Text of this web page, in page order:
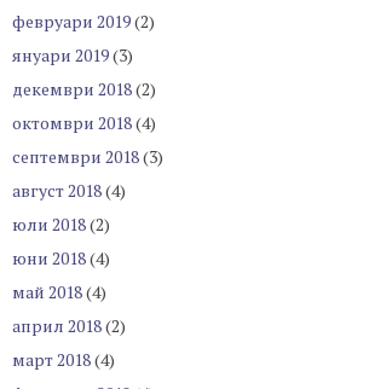
февруари 2019(2)
януари 2019(3)
декември 2018(2)
октомври 2018(4)
септември 2018(3)
август 2018(4)
юли 2018(2)
юни 2018(4)
май 2018(4)
април 2018(2)
март 2018(4)